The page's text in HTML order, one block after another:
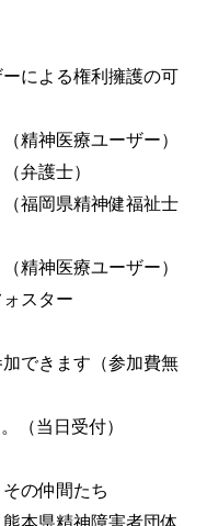
による権利擁護の可
医療ユーザー）
士）
神健福祉士
ユーザー）
スター
できます（参加費無
（当日受付）
の仲間たち
本県精神障害者団体